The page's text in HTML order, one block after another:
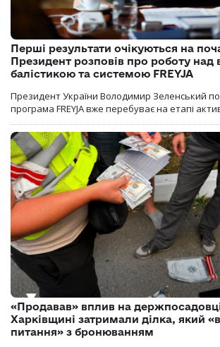
Перші результати очікуються на
Президент розповів про роботу над
балістикою та системою FREYJA
Президент України Володимир Зеленський
програма FREYJA вже перебуває на етапі
«Продавав» вплив на
Харківщині затримали ділка, який
питання» з бронюванням